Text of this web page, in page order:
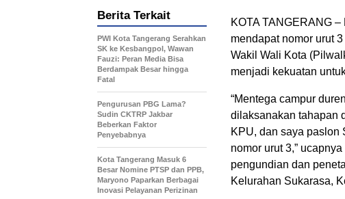
KOTA TANGERANG
mendapat nomor urut
Wakil Wali Kota
menjadi kekuatan
“Mentega campur
dilaksanakan tahapan
KPU, dan saya paslon
nomor urut 3,”
pengundian dan
Kelurahan Sukarasa,
Berita Terkait
PWI Kota Tangerang Serahkan
SK ke Kesbangpol, Wawan
Fauzi: Peran Media Bisa
Berdampak Besar hingga
Fatal
Pengurusan PBG Lama?
Sudin CKTRP Jakbar
Beberkan Faktor
Penyebabnya
Kota Tangerang Masuk 6
Besar Nomine PTSP dan PPB,
Maryono Paparkan Berbagai
Inovasi Pelayanan Perizinan